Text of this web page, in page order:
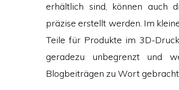
erhältlich sind, können auch
präzise erstellt werden. Im
Teile für Produkte im 3D-
geradezu unbegrenzt und
Blogbeiträgen zu Wort gebracht.